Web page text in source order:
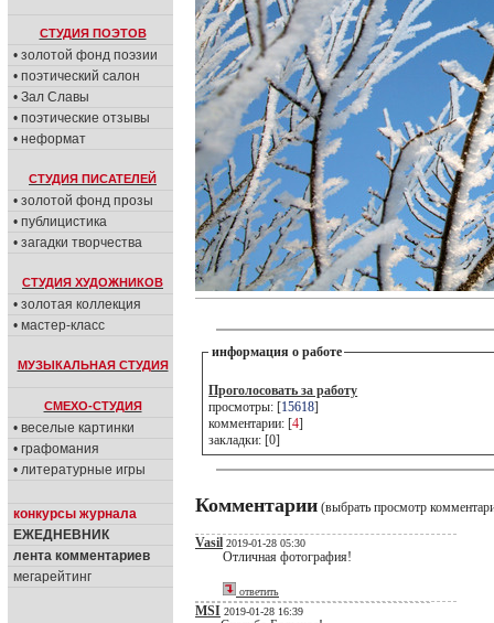
СТУДИЯ ПОЭТОВ
• золотой фонд поэзии
• поэтический салон
• Зал Славы
• поэтические отзывы
• неформат
СТУДИЯ ПИСАТЕЛЕЙ
• золотой фонд прозы
• публицистика
• загадки творчества
СТУДИЯ ХУДОЖНИКОВ
• золотая коллекция
• мастер-класс
МУЗЫКАЛЬНАЯ СТУДИЯ
СМЕХО-СТУДИЯ
• веселые картинки
• графомания
• литературные игры
конкурсы журнала
ЕЖЕДНЕВНИК
лента комментариев
мегарейтинг
информация о работе
Проголосовать за работу
просмотры: [15618]
комментарии: [4]
закладки: [0]
Комментарии (выбрать просмотр
Vasil 2019-01-28 05:30
Отличная фотография!
ответить
MSI 2019-01-28 16:39